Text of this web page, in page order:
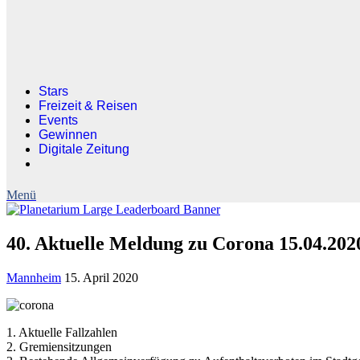
Stars
Freizeit & Reisen
Events
Gewinnen
Digitale Zeitung
40. Aktuelle Meldung zu Corona
Mannheim 15. April 2020
1. Aktuelle Fallzahlen
2. Gremiensitzungen